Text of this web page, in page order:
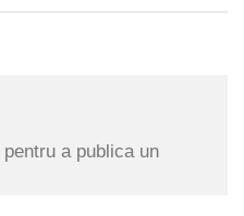
pentru a publica un